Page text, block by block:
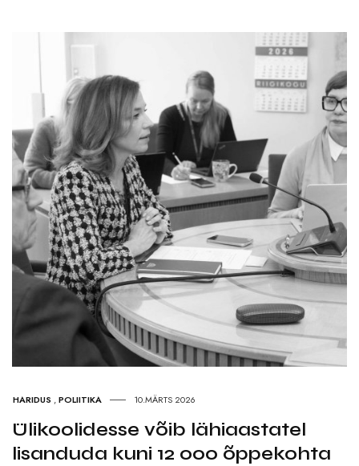
HARIDUS ,POLIITIKA 10.MÄRTS 2026
Ülikoolidesse võib lähiaastatel
lisanduda kuni 12 000 õppekohta